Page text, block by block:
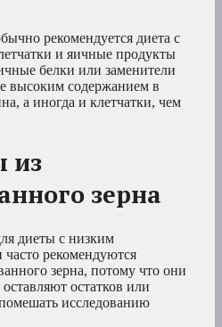
рекомендуется диета с
и яичные продукты
белки или заменители
высоким содержанием в
а иногда и клетчатки, чем
из
зерна
диеты с низким
рекомендуются
зерна, потому что они
остатков или
исследованию